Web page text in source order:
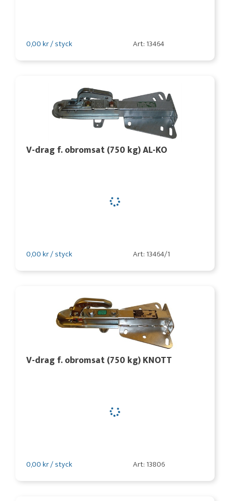
0,00 kr / styck Art: 13464
V-drag f. obromsat (750 kg) AL-KO
0,00 kr / styck Art: 13464/1
V-drag f. obromsat (750 kg) KNOTT
0,00 kr / styck Art: 13806